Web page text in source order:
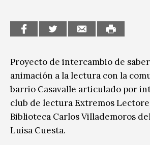
Medio Ambiente
Música
Sin categoría
Proyecto de intercambio de
animación a la lectura con la
barrio Casavalle articulado por
club de lectura Extremos
Biblioteca Carlos Villademoros
Luisa Cuesta.